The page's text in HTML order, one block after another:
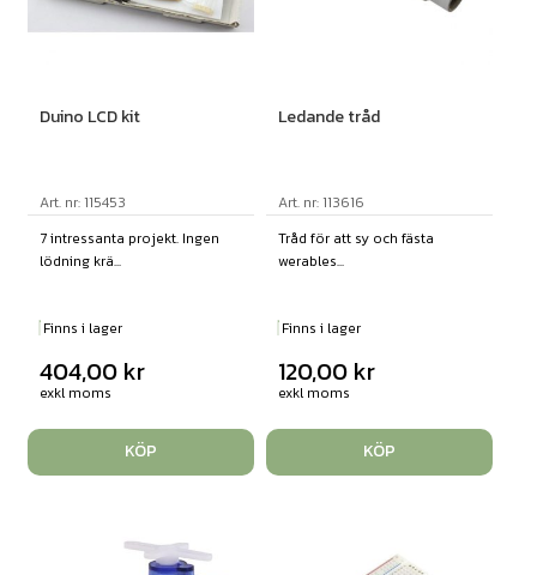
Duino LCD kit
Art. nr: 115453
7 intressanta projekt. Ingen
lödning krä...
Finns i lager
404,00 kr
exkl moms
KÖP
Ledande tråd
Art. nr: 113616
Tråd för att sy och fästa
werables...
Finns i lager
120,00 kr
exkl moms
KÖP